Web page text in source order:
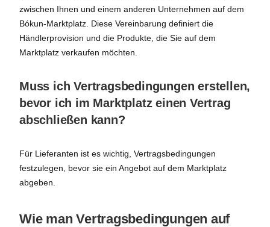
zwischen Ihnen und einem anderen Unternehmen auf dem
Bókun-Marktplatz. Diese Vereinbarung definiert die
Händlerprovision und die Produkte, die Sie auf dem
Marktplatz verkaufen möchten.
Muss ich Vertragsbedingungen erstellen,
bevor ich im Marktplatz einen Vertrag
abschließen kann?
Für Lieferanten ist es wichtig, Vertragsbedingungen
festzulegen, bevor sie ein Angebot auf dem Marktplatz
abgeben.
Wie man Vertragsbedingungen auf